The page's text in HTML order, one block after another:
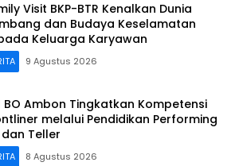
Visit BKP-BTR Kenalkan Dunia
dan Budaya Keselamatan
Keluarga Karyawan
9 Agustus 2026
BO Ambon Tingkatkan Kompetensi
melalui Pendidikan Performing
dan Teller
8 Agustus 2026